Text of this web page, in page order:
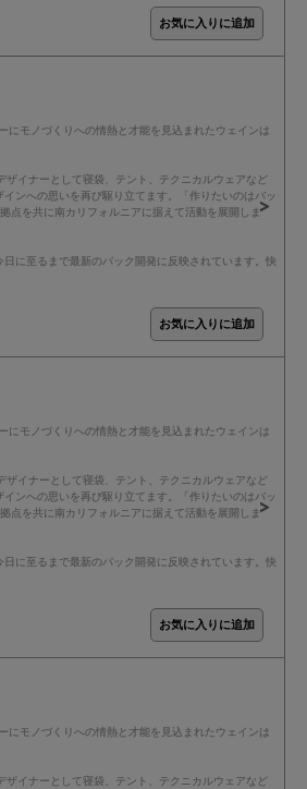
モノづくりへの情熱と才能を見込まれたウェインは
イナーとして寝袋、テント、テクニカルウェアなど
ンへの思いを再び駆り立てます。「作りたいのはバッ
点を共に南カリフォルニアに据えて活動を展開しま
に至るまで最新のパック開発に反映されています。快
モノづくりへの情熱と才能を見込まれたウェインは
イナーとして寝袋、テント、テクニカルウェアなど
ンへの思いを再び駆り立てます。「作りたいのはバッ
点を共に南カリフォルニアに据えて活動を展開しま
に至るまで最新のパック開発に反映されています。快
モノづくりへの情熱と才能を見込まれたウェインは
イナーとして寝袋、テント、テクニカルウェアなど